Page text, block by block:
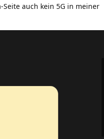
auch kein 5G in meiner